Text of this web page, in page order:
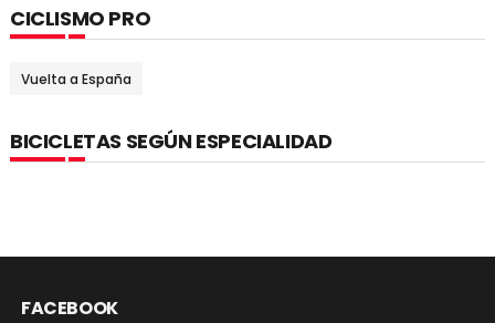
CICLISMO PRO
Vuelta a España
BICICLETAS SEGÚN ESPECIALIDAD
FACEBOOK